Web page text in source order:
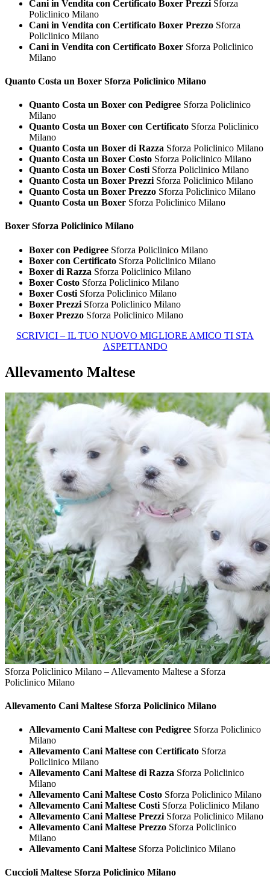
Cani in Vendita con Certificato Boxer Prezzi Sforza
Policlinico Milano
Cani in Vendita con Certificato Boxer Prezzo Sforza
Policlinico Milano
Cani in Vendita con Certificato Boxer Sforza Policlinico
Milano
Quanto Costa un Boxer Sforza Policlinico Milano
Quanto Costa un Boxer con Pedigree Sforza Policlinico
Milano
Quanto Costa un Boxer con Certificato Sforza Policlinico
Milano
Quanto Costa un Boxer di Razza Sforza Policlinico Milano
Quanto Costa un Boxer Costo Sforza Policlinico Milano
Quanto Costa un Boxer Costi Sforza Policlinico Milano
Quanto Costa un Boxer Prezzi Sforza Policlinico Milano
Quanto Costa un Boxer Prezzo Sforza Policlinico Milano
Quanto Costa un Boxer Sforza Policlinico Milano
Boxer Sforza Policlinico Milano
Boxer con Pedigree Sforza Policlinico Milano
Boxer con Certificato Sforza Policlinico Milano
Boxer di Razza Sforza Policlinico Milano
Boxer Costo Sforza Policlinico Milano
Boxer Costi Sforza Policlinico Milano
Boxer Prezzi Sforza Policlinico Milano
Boxer Prezzo Sforza Policlinico Milano
SCRIVICI – IL TUO NUOVO MIGLIORE AMICO TI STA
ASPETTANDO
Allevamento Maltese
Sforza Policlinico Milano – Allevamento Maltese a Sforza
Policlinico Milano
Allevamento Cani Maltese Sforza Policlinico Milano
Allevamento Cani Maltese con Pedigree Sforza Policlinico
Milano
Allevamento Cani Maltese con Certificato Sforza
Policlinico Milano
Allevamento Cani Maltese di Razza Sforza Policlinico
Milano
Allevamento Cani Maltese Costo Sforza Policlinico Milano
Allevamento Cani Maltese Costi Sforza Policlinico Milano
Allevamento Cani Maltese Prezzi Sforza Policlinico Milano
Allevamento Cani Maltese Prezzo Sforza Policlinico
Milano
Allevamento Cani Maltese Sforza Policlinico Milano
Cuccioli Maltese Sforza Policlinico Milano